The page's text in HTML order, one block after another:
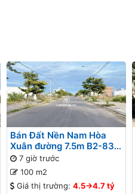
Bán Đất Nền Nam Hòa
Xuân đường 7.5m B2-83
lô 9x - Đối diện bệnh viện,
Gần Sông
7 giờ trước
100 m2
Giá thị trường: 4.5->4.7 tỷ